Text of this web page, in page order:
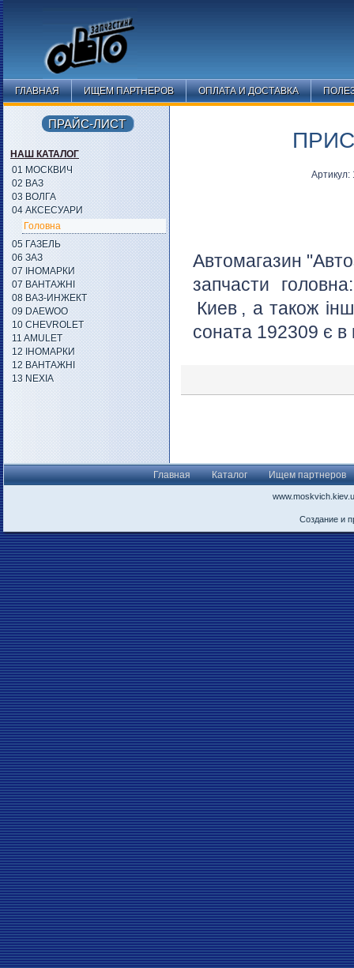
ГЛАВНАЯ ИЩЕМ ПАРТНЕРОВ ОПЛАТА И ДОСТАВКА
Автомагазин
запчасти
Киев , а також
соната 192309 є в
ПРАЙС-ЛИСТ
НАШ КАТАЛОГ
01 МОСКВИЧ
02 ВАЗ
03 ВОЛГА
04 АКСЕСУАРИ
Головна
05 ГАЗЕЛЬ
06 ЗАЗ
07 ІНОМАРКИ
07 ВАНТАЖНІ
08 ВАЗ-ИНЖЕКТ
09 DAEWOO
10 CHEVROLET
11 AMULET
12 ІНОМАРКИ
12 ВАНТАЖНІ
13 NEXIA
Главная Каталог Ищем партнеров
Создание и